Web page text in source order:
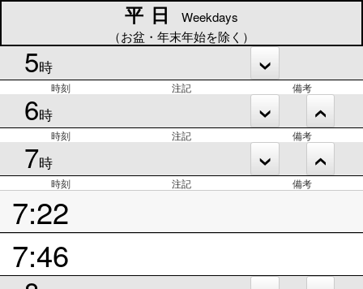
平日
Weekdays
（お盆・年末年始を除く）
5時
時刻 注記 備考
6時
時刻 注記 備考
7時
時刻 注記 備考
7:22
7:46